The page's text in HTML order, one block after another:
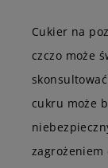
Cukier na
czczo może
cukru może